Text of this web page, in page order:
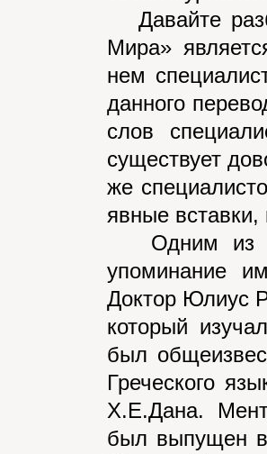
Давайте
Мира»
нем
данного
слов
существует
же
явные вставки,
Одним из
упоминание
Доктор Юлиус
который
был
Греческого
Х.Е.Дана.
был выпущен в